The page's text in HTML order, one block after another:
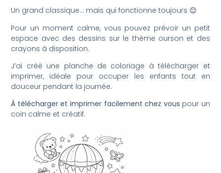
Un grand classique… mais qui fonctionne toujours 😊
Pour un moment calme, vous pouvez prévoir un petit
espace avec des dessins sur le thème ourson et des
crayons à disposition.
J’ai créé une planche de coloriage à télécharger et
imprimer, idéale pour occuper les enfants tout en
douceur pendant la journée.
À télécharger et imprimer facilement chez vous pour un
coin calme et créatif.